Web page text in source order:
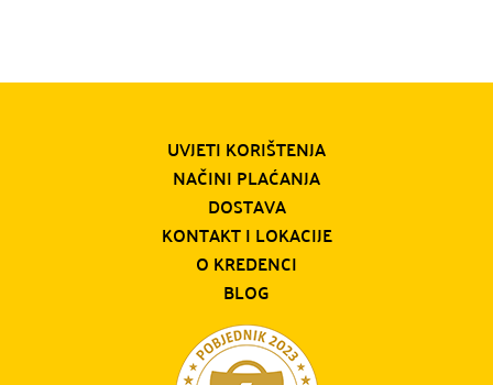
UVJETI KORIŠTENJA
NAČINI PLAĆANJA
DOSTAVA
KONTAKT I LOKACIJE
O KREDENCI
BLOG